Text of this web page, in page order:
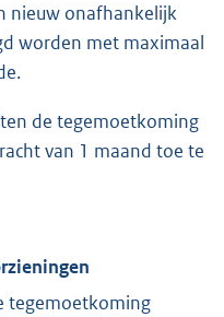
nieuw onafhankelijk
worden met maximaal
de tegemoetkoming
van 1 maand toe te
tegemoetkoming